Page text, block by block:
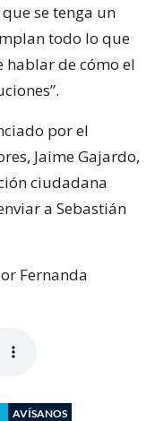
se tenga un
todo lo que
hablar de cómo el
por el
Jaime Gajardo,
ciudadana
a Sebastián
Fernanda
AVÍSANOS